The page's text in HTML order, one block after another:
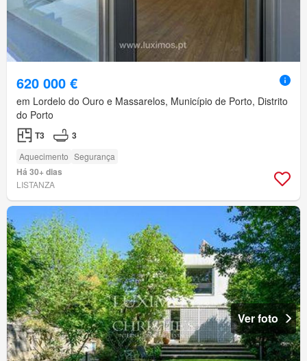
620 000 €
em Lordelo do Ouro e Massarelos, Município de Porto, Distrito
do Porto
T3 3
Aquecimento Segurança
Há 30+ dias
LISTANZA
Ver foto